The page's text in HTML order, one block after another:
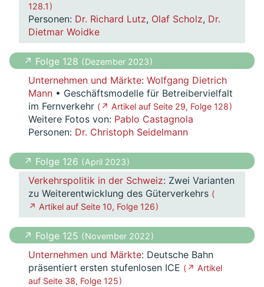
128.1 )
Personen: Dr. Richard Lutz, Olaf Scholz, Dr.
Dietmar Woidke
↗ Folge 128 ( Dezember 2023 )
Unternehmen und Märkte: Wolfgang Dietrich
Mann • Geschäftsmodelle für Betreibervielfalt
im Fernverkehr ( ↗ Artikel auf Seite 29, Folge 128 )
Weitere Fotos von: Pablo Castagnola
Personen: Dr. Christoph Seidelmann
↗ Folge 126 ( April 2023 )
Verkehrspolitik in der Schweiz: Zwei Varianten
zu Weiterentwicklung des Güterverkehrs (
↗ Artikel auf Seite 10, Folge 126 )
↗ Folge 125 ( November 2022 )
Unternehmen und Märkte: Deutsche Bahn
präsentiert ersten stufenlosen ICE ( ↗ Artikel
auf Seite 38, Folge 125 )